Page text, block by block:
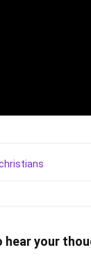
hear your